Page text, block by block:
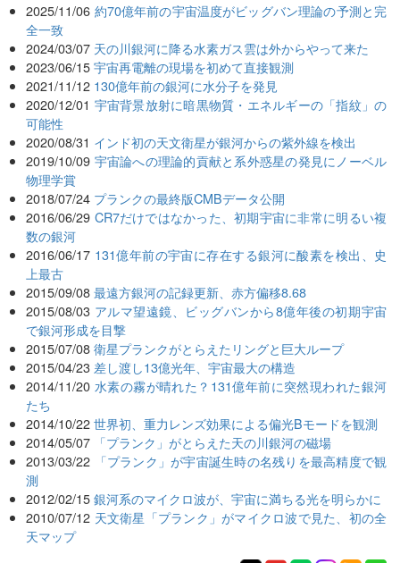
2025/11/06 約70億年前の宇宙温度がビッグバン理論の予測と完
全一致
2024/03/07 天の川銀河に降る水素ガス雲は外からやって来た
2023/06/15 宇宙再電離の現場を初めて直接観測
2021/11/12 130億年前の銀河に水分子を発見
2020/12/01 宇宙背景放射に暗黒物質・エネルギーの「指紋」の
可能性
2020/08/31 インド初の天文衛星が銀河からの紫外線を検出
2019/10/09 宇宙論への理論的貢献と系外惑星の発見にノーベル
物理学賞
2018/07/24 プランクの最終版CMBデータ公開
2016/06/29 CR7だけではなかった、初期宇宙に非常に明るい複
数の銀河
2016/06/17 131億年前の宇宙に存在する銀河に酸素を検出、史
上最古
2015/09/08 最遠方銀河の記録更新、赤方偏移8.68
2015/08/03 アルマ望遠鏡、ビッグバンから8億年後の初期宇宙
で銀河形成を目撃
2015/07/08 衛星プランクがとらえたリングと巨大ループ
2015/04/23 差し渡し13億光年、宇宙最大の構造
2014/11/20 水素の霧が晴れた？131億年前に突然現われた銀河
たち
2014/10/22 世界初、重力レンズ効果による偏光Bモードを観測
2014/05/07 「プランク」がとらえた天の川銀河の磁場
2013/03/22
「プランク」が宇宙誕生時の名残りを最高精度で観
測
2012/02/15 銀河系のマイクロ波が、宇宙に満ちる光を明らかに
2010/07/12 天文衛星「プランク」がマイクロ波で見た、初の全
天マップ